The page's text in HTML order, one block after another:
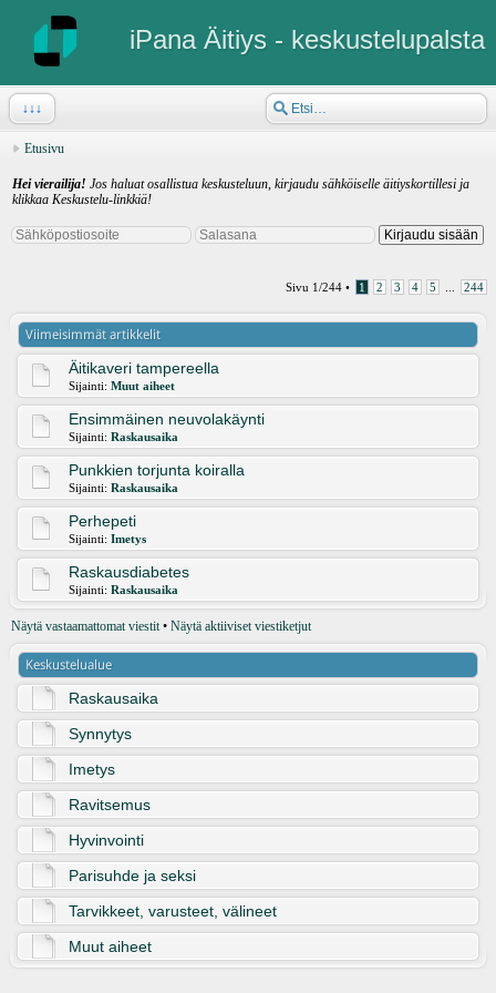
iPana Äitiys - keskustelupalsta
↓↓↓
Etusivu
Hei vierailija! Jos haluat osallistua keskusteluun, kirjaudu sähköiselle äitiyskortillesi ja
klikkaa Keskustelu-linkkiä!
Sivu 1/244 • 1 2 3 4 5 244
Viimeisimmät artikkelit
Äitikaveri tampereella
Sijainti: Muut aiheet
Ensimmäinen neuvolakäynti
Sijainti: Raskausaika
Punkkien torjunta koiralla
Sijainti: Raskausaika
Perhepeti
Sijainti: Imetys
Raskausdiabetes
Sijainti: Raskausaika
Näytä vastaamattomat viestit• Näytä aktiiviset viestiketjut
Keskustelualue
Raskausaika
Synnytys
Imetys
Ravitsemus
Hyvinvointi
Parisuhde ja seksi
Tarvikkeet, varusteet, välineet
Muut aiheet